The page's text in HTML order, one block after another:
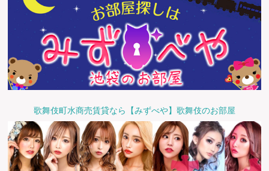
歌舞伎町水商売賃貸なら【みずべや】歌舞伎のお部屋